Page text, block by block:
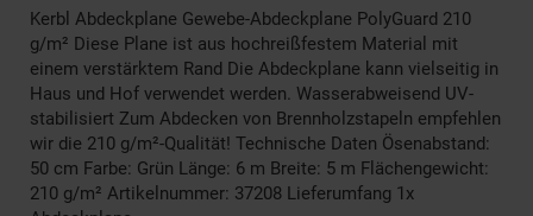
Kerbl Abdeckplane Gewebe-Abdeckplane PolyGuard 210
g/m² Diese Plane ist aus hochreißfestem Material mit
einem verstärktem Rand Die Abdeckplane kann vielseitig in
Haus und Hof verwendet werden. Wasserabweisend UV-
stabilisiert Zum Abdecken von Brennholzstapeln empfehlen
wir die 210 g/m²-Qualität! Technische Daten Ösenabstand:
50 cm Farbe: Grün Länge: 6 m Breite: 5 m Flächengewicht:
210 g/m² Artikelnummer: 37208 Lieferumfang 1x